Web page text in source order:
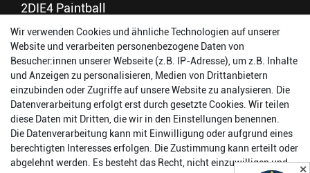
2DIE4 Paintball
56457 Westerburg
Reinhold-Ferger-Straße 26
order@2die4-sports.com
0 26 63/ 9 68 69 37
Öffnungszeiten
14:00 - 17:00 Uhr
Dienstag:
14:00 - 17:00 Uhr
Mittwoch:
14:00 - 17:00 Uhr
Wir verwenden Cookies und ähnliche Technologien auf unserer
Website und verarbeiten personenbezogene Daten von
Besucher:innen unserer Webseite (z.B. IP-Adresse), um z.B. Inhalte
und Anzeigen zu personalisieren, Medien von Drittanbietern
einzubinden oder Zugriffe auf unsere Website zu analysieren. Die
Datenverarbeitung erfolgt erst durch gesetzte Cookies. Wir teilen
diese Daten mit Dritten, die wir in den Einstellungen benennen.
Die Datenverarbeitung kann mit Einwilligung oder aufgrund eines
berechtigten Interesses erfolgen. Die Zustimmung kann erteilt oder
abgelehnt werden. Es besteht das Recht, nicht einzuwilligen und
✕